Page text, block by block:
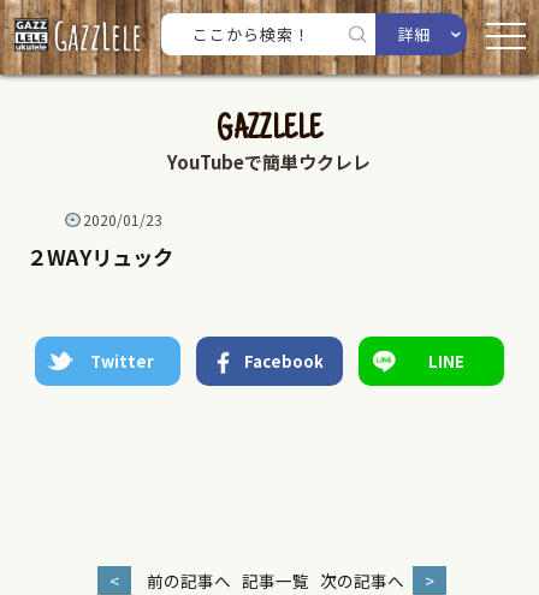
詳細
GAZZLELE
YouTubeで簡単ウクレレ
2020/01/23
２WAYリュック
Twitter Facebook LINE
< 前の記事へ 記事一覧 次の記事へ >